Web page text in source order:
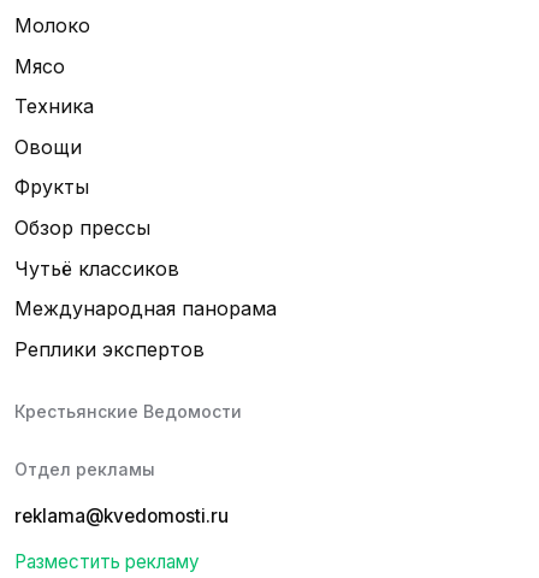
Молоко
Мясо
Техника
Овощи
Фрукты
Обзор прессы
Чутьё классиков
Международная панорама
Реплики экспертов
Крестьянские Ведомости
Отдел рекламы
reklama@kvedomosti.ru
Разместить рекламу